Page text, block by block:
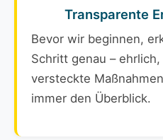
Transparente
Bevor wir beginnen,
Schritt genau –
versteckte
immer den Überblick.